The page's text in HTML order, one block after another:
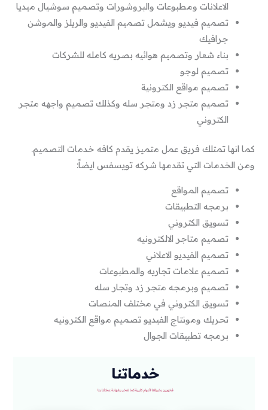
الاعلانات ومطبوعات والبروشورات وتصميم سوشيال ميديا
تصميم فيديو ويشمل تصميم الفيديو والريلز والموشن
جرافيك
بناء شعار وتصميم هوائيه بصريه كامله للشركات
تصميم لوجو
تصميم مواقع الكترونية
تصميم متجر زد ومتجر سله وكذلك تصميم واجهه متجر
الكتروني
كما انها تمتلك فريق عمل متميز يقدم كافه خدمات التصميم.
ومن الخدمات التي تقدمها شركه تويسفس ايضاً:
تصميم المواقع
برمجه التطبيقات
تسويق الكتروني
تصميم متاجر الالكترونيه
تصميم الفيديو الاعلاني
تصميم علامات تجاريه والمطبوعات
تصميم وبرمجه متجر زد وتجار سله
تسويق الكتروني في مختلف المنصات
تحريك ومونتاج الفيديو تصميم مواقع الكترونيه
برمجه تطبيقات الجوال